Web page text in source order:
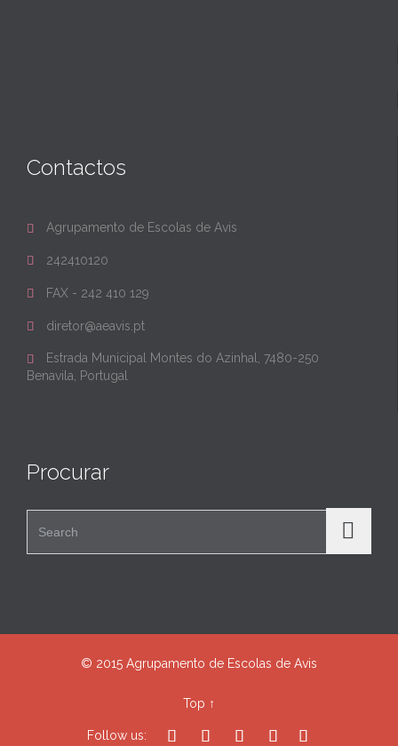
Contactos
 Agrupamento de Escolas de Avis
 242410120
 FAX - 242 410 129
 diretor@aeavis.pt

Estrada Municipal Montes do Azinhal, 7480-250
Benavila, Portugal
Procurar
© 2015 Agrupamento de Escolas de Avis
Top ↑
Follow us:     